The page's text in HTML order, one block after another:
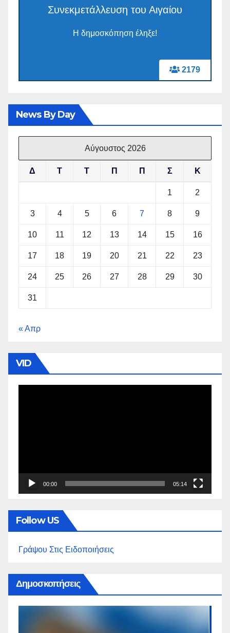
2179
Συνεκμετάλλευση του Αιγαίου
Η δημοσκόπηση έληξε!
News By Day
Αύγουστος 2026
Δ Τ Τ Π Π Σ Κ
1 2
3 4 5 6 7 8 9
10 11 12 13 14 15 16
17 18 19 20 21 22 23
24 25 26 27 28 29 30
31
« Απρ
VID
00:00 05:14
Follow US
Γράψου Στις Ειδοποιήσεις
Δημοσκοπήσεις